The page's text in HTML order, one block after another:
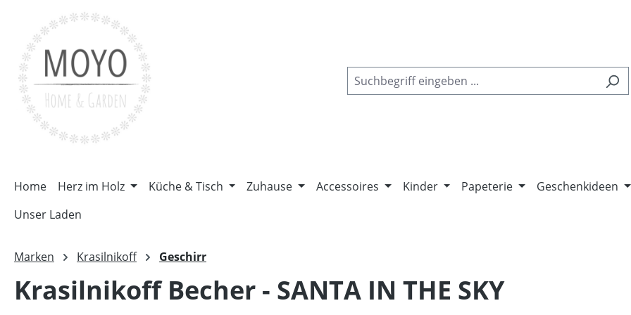
Hauptinhalt springen
Zur Suche springen
Zur Hauptnavigation springen
Home Herz im Holz Küche & Tisch Zuhause Accessoires Kinder Papeterie
Geschenkideen
Unser Laden
Marken Krasilnikoff Geschirr
Krasilnikoff Becher - SANTA IN THE SKY